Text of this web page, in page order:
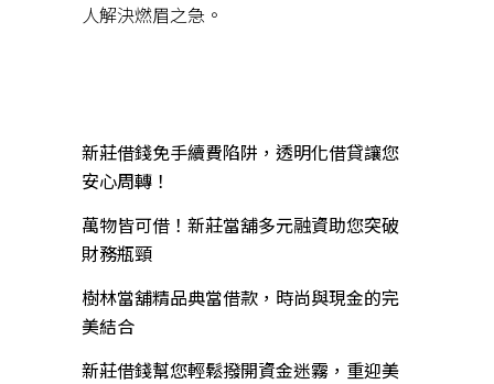
人解決燃眉之急。
新莊借錢免手續費陷阱，透明化借貸讓您
安心周轉！
萬物皆可借！新莊當舖多元融資助您突破
財務瓶頸
樹林當舖精品典當借款，時尚與現金的完
美結合
新莊借錢幫您輕鬆撥開資金迷霧，重迎美